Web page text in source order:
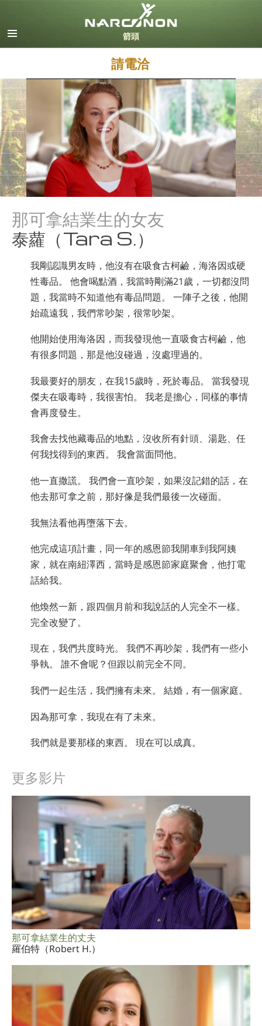
丹麥文
德文
西班牙文（拉丁美洲）
法文
希伯來文
馬札兒文
義大利文
荷蘭文
挪威文
繁體中文
尼泊爾文
阿拉伯文
烏克蘭文
土耳其文
請電洽
那可拿結業生的女友
泰蘿（Tara S.）
我剛認識男友時，他沒有在吸食古柯鹼，海洛因或硬
性毒品。 他會喝點酒，我當時剛滿21歲，一切都沒問
題，我當時不知道他有毒品問題。 一陣子之後，他開
始疏遠我，我們常吵架，很常吵架。
他開始使用海洛因，而我發現他一直吸食古柯鹼，他
有很多問題，那是他沒碰過，沒處理過的。
我最要好的朋友，在我15歲時，死於毒品。 當我發現
傑夫在吸毒時，我很害怕。 我老是擔心，同樣的事情
會再度發生。
我會去找他藏毒品的地點，沒收所有針頭、湯匙、任
何我找得到的東西。 我會當面問他。
他一直撒謊。 我們會一直吵架，如果沒記錯的話，在
他去那可拿之前，那好像是我們最後一次碰面。
我無法看他再墮落下去。
他完成這項計畫，同一年的感恩節我開車到我阿姨
家，就在南紐澤西，當時是感恩節家庭聚會，他打電
話給我。
他煥然一新，跟四個月前和我說話的人完全不一樣。
完全改變了。
現在，我們共度時光。 我們不再吵架，我們有一些小
爭執。 誰不會呢？但跟以前完全不同。
我們一起生活，我們擁有未來。 結婚，有一個家庭。
因為那可拿，我現在有了未來。
我們就是要那樣的東西。 現在可以成真。
更多影片
那可拿結業生的丈夫
羅伯特（Robert H.）